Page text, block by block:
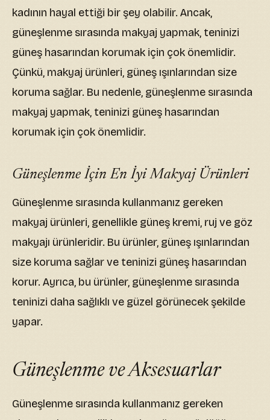
kadının hayal ettiği bir şey olabilir. Ancak,
güneşlenme sırasında makyaj yapmak, teninizi
güneş hasarından korumak için çok önemlidir.
Çünkü, makyaj ürünleri, güneş ışınlarından size
koruma sağlar. Bu nedenle, güneşlenme sırasında
makyaj yapmak, teninizi güneş hasarından
korumak için çok önemlidir.
Güneşlenme İçin En İyi Makyaj Ürünleri
Güneşlenme sırasında kullanmanız gereken
makyaj ürünleri, genellikle güneş kremi, ruj ve göz
makyajı ürünleridir. Bu ürünler, güneş ışınlarından
size koruma sağlar ve teninizi güneş hasarından
korur. Ayrıca, bu ürünler, güneşlenme sırasında
teninizi daha sağlıklı ve güzel görünecek şekilde
yapar.
Güneşlenme ve Aksesuarlar
Güneşlenme sırasında kullanmanız gereken